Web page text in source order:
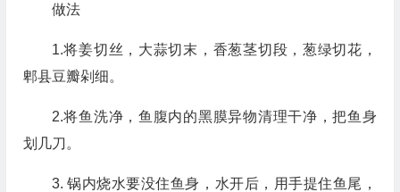
做法
1.将姜切丝，大蒜切末，香葱茎切段，葱绿切花，
郫县豆瓣剁细。
2.将鱼洗净，鱼腹内的黑膜异物清理干净，把鱼身
划几刀。
3. 锅内烧水要没住鱼身，水开后，用手提住鱼尾，